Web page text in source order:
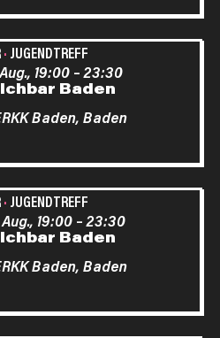
· JUGENDTREFF
Baden
19:00–23:30
Baden, Baden
· JUGENDTREFF
Baden
19:00–23:30
Baden, Baden